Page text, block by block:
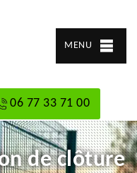
MENU
06 77 33 71 00
de clôture